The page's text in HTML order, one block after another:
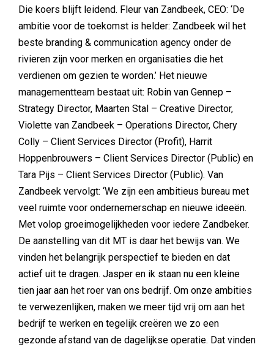
Die koers blijft leidend. Fleur van Zandbeek, CEO: ‘De
ambitie voor de toekomst is helder: Zandbeek wil het
beste branding & communication agency onder de
rivieren zijn voor merken en organisaties die het
verdienen om gezien te worden.’ Het nieuwe
managementteam bestaat uit: Robin van Gennep –
Strategy Director, Maarten Stal – Creative Director,
Violette van Zandbeek – Operations Director, Chery
Colly – Client Services Director (Profit), Harrit
Hoppenbrouwers – Client Services Director (Public) en
Tara Pijs – Client Services Director (Public). Van
Zandbeek vervolgt: ‘We zijn een ambitieus bureau met
veel ruimte voor ondernemerschap en nieuwe ideeën.
Met volop groeimogelijkheden voor iedere Zandbeker.
De aanstelling van dit MT is daar het bewijs van. We
vinden het belangrijk perspectief te bieden en dat
actief uit te dragen. Jasper en ik staan nu een kleine
tien jaar aan het roer van ons bedrijf. Om onze ambities
te verwezenlijken, maken we meer tijd vrij om aan het
bedrijf te werken en tegelijk creëren we zo een
gezonde afstand van de dagelijkse operatie. Dat vinden